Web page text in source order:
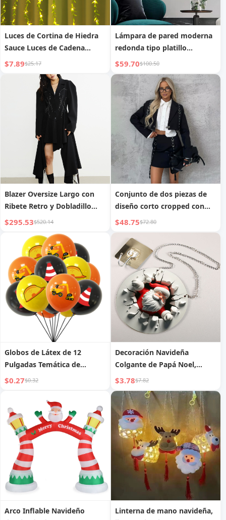
Luces de Cortina de Hiedra
Sauce Luces de Cadena
Decorativas de Pared para
$7.89$25.17
Lámpara de pared moderna
redonda tipo platillo
volante, colorida, simple,
creativa, para dormitorio,
entrada, sala de estar,
pasillo, pared de fondo,
lámpara decorativa de
mesita de noche
$59.70$100.50
Blazer Oversize Largo con
Ribete Retro y Dobladillo
Irregular
$295.53$520.14
Conjunto de dos piezas de
diseño corto cropped con
decoración de cuerda de
cuero, nuevo para mujer en
otoño
$48.75$72.80
Globos de Látex de 12
Pulgadas Temática de
Vehículos de Construcción
$0.27$0.32
Decoración Navideña
Colgante de Papá Noel,
Decoración de Pared para
Festividades
$3.78$7.82
Arco Inflable Navideño
Linterna de mano navideña,